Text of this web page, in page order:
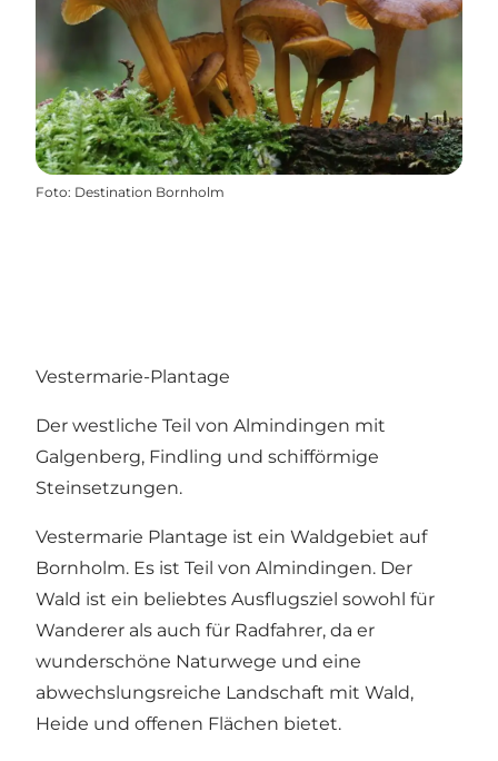
Foto: Destination Bornholm
Vestermarie-Plantage
Der westliche Teil von Almindingen mit
Galgenberg, Findling und schifförmige
Steinsetzungen.
Vestermarie Plantage ist ein Waldgebiet auf
Bornholm. Es ist Teil von Almindingen. Der
Wald ist ein beliebtes Ausflugsziel sowohl für
Wanderer als auch für Radfahrer, da er
wunderschöne Naturwege und eine
abwechslungsreiche Landschaft mit Wald,
Heide und offenen Flächen bietet.